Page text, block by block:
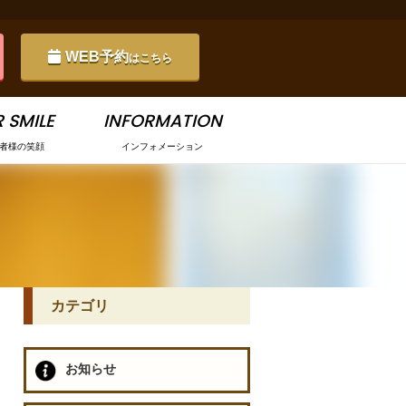
WEB予約はこちら
SMILE
様の笑顔
INFORMATION
インフォメーション
カテゴリ
お知らせ